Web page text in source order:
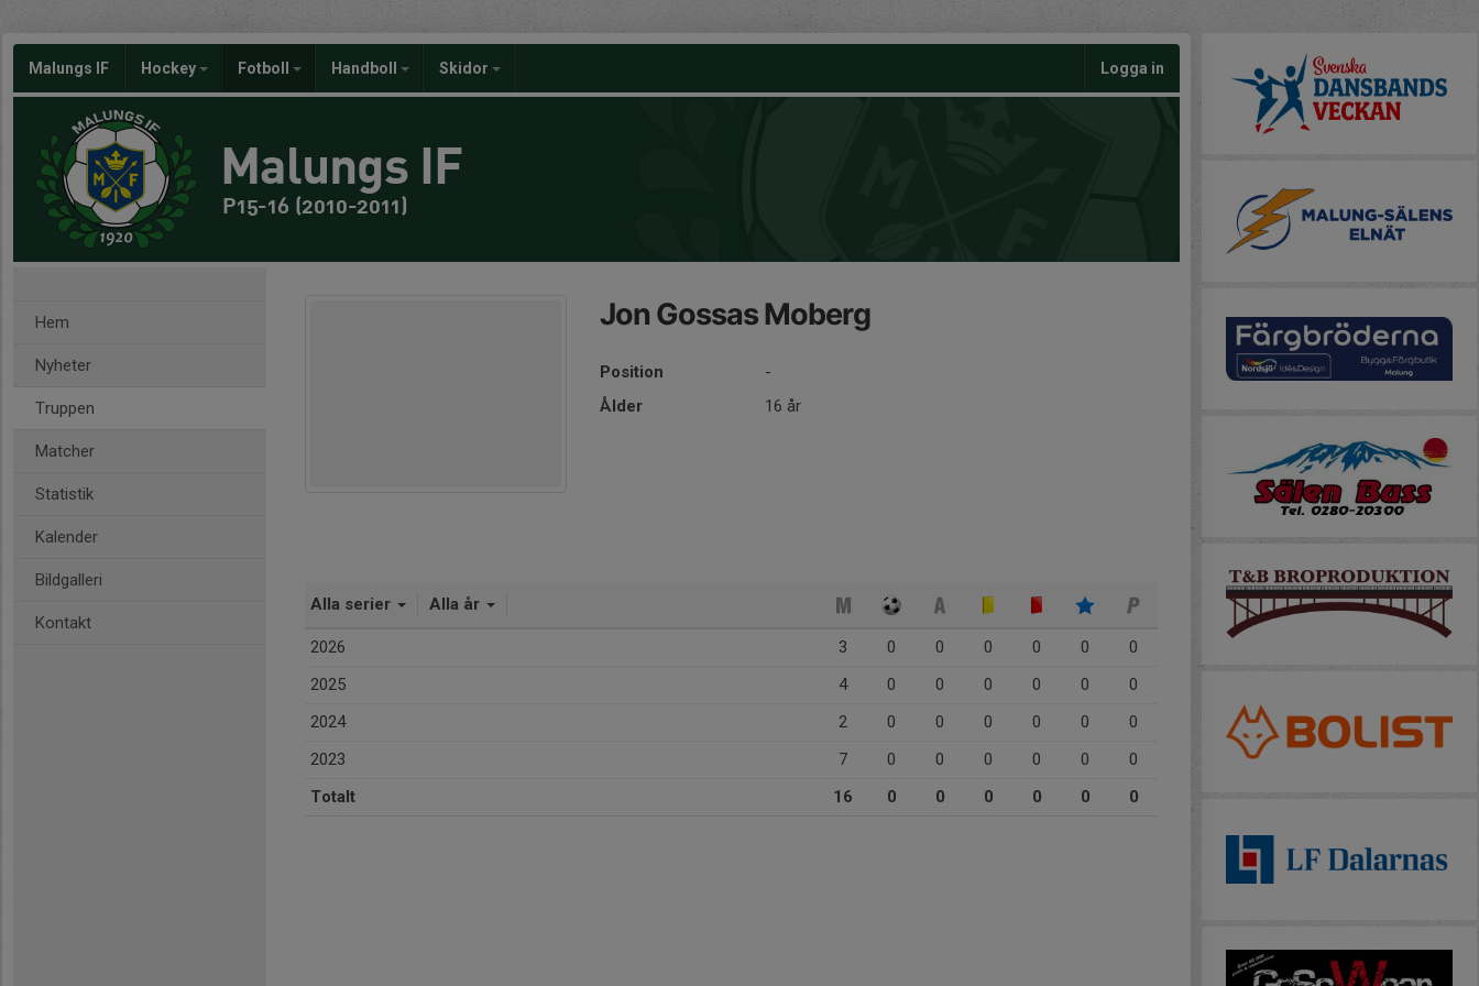
Malungs IF Hockey Fotboll Handboll Skidor Logga in
Malungs IF
P15-16 (2010-2011)
Hem
Nyheter
Truppen
Matcher
Statistik
Kalender
Bildgalleri
Kontakt
Jon Gossas Moberg
Position
-
Ålder
16 år
Alla serier Alla år
2026 3 0 0 0 0 0
0
2025
4 0 0 0 0 0
0
2024
2 0 0 0 0 0
0
2023
7 0 0 0 0 0
0
Totalt
16 0 0 0 0 0 0